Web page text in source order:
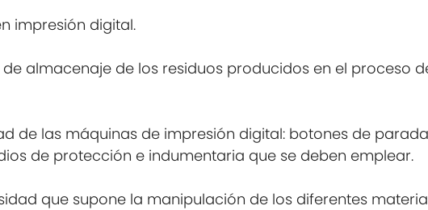
impresión digital.
almacenaje de los residuos producidos en el proceso
de las máquinas de impresión digital: botones de
de protección e indumentaria que se deben emplear.
que supone la manipulación de los diferentes